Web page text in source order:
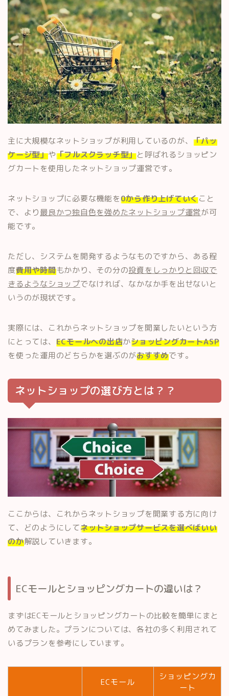
主に大規模なネットショップが利用しているのが、 「パッ
ケージ型」や「フルスクラッチ型」と呼ばれるショッピン
グカートを使用したネットショップ運営です。
ネットショップに必要な機能を0から作り上げていくこと
で、より最良かつ独自色を強めたネットショップ運営が可
能です。
ただし、システムを開発するようなものですから、ある程
度費用や時間もかかり、その分の投資をしっかりと回収で
きるようなショップでなければ、なかなか手を出せないと
いうのが現状です。
実際には、これからネットショップを開業したいという方
にとっては、 ECモールへの出店かショッピングカートASP
を使った運用のどちらかを選ぶのがおすすめです。
ネットショップの選び方とは？？
ここからは、これからネットショップを開業する方に向け
て、どのようにしてネットショップサービスを選べばいい
のか解説していきます。
ECモールとショッピングカートの違いは？
まずはECモールとショッピングカートの比較を簡単にまと
めてみました。プランについては、各社の多く利用されて
いるプランを参考にしています。
ECモール
ショッピングカ
ート